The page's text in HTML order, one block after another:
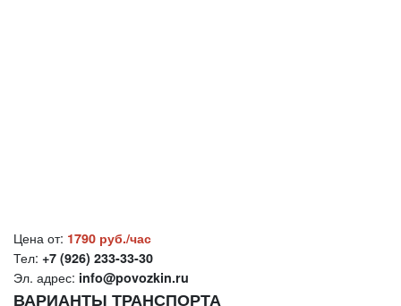
Цена от: 1790 руб./час
Тел: +7 (926) 233-33-30
Эл. адрес: info@povozkin.ru
ВАРИАНТЫ ТРАНСПОРТА